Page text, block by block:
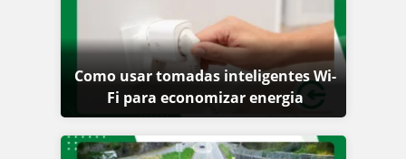
Como usar tomadas inteligentes Wi-
Fi para economizar energia